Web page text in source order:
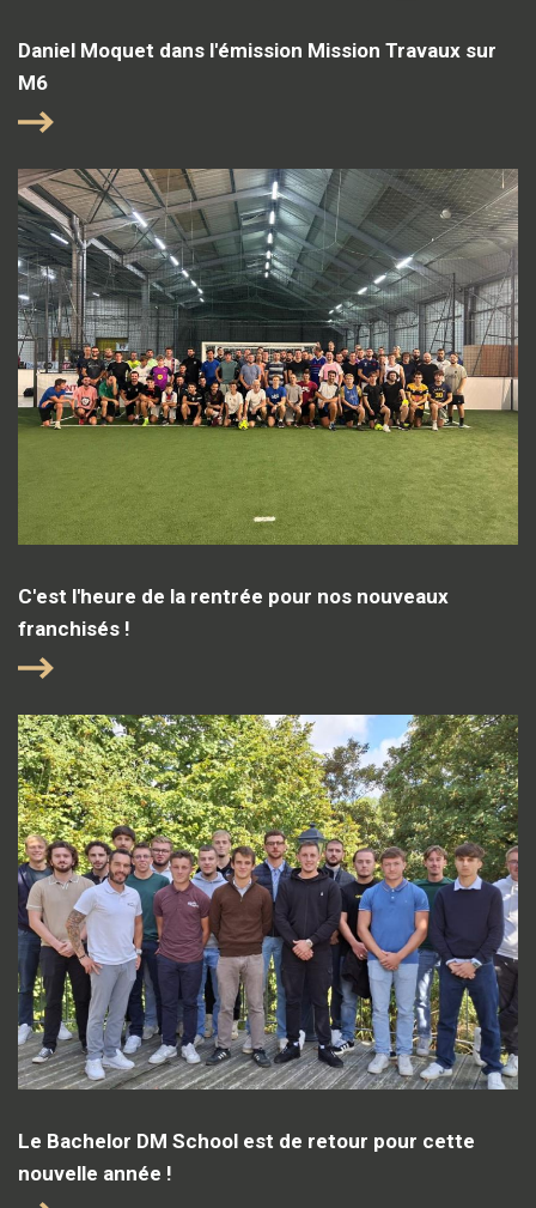
Daniel Moquet dans l'émission Mission Travaux sur
M6
C'est l'heure de la rentrée pour nos nouveaux
franchisés !
Le Bachelor DM School est de retour pour cette
nouvelle année !